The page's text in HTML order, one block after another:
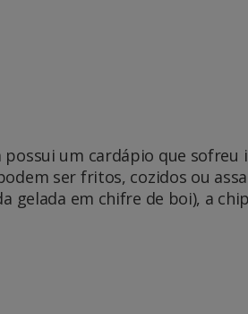
um cardápio que sofreu
ser fritos, cozidos ou
gelada em chifre de boi), a